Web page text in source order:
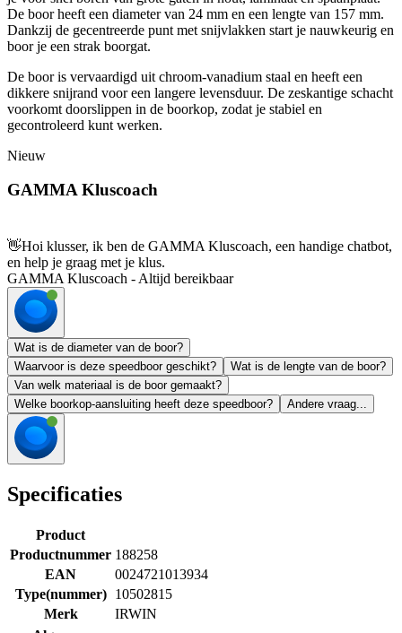
De boor heeft een diameter van 24 mm en een lengte van 157 mm.
Dankzij de gecentreerde punt met snijvlakken start je nauwkeurig en
boor je een strak boorgat.
De boor is vervaardigd uit chroom-vanadium staal en heeft een
dikkere snijrand voor een langere levensduur. De zeskantige schacht
voorkomt doorslippen in de boorkop, zodat je stabiel en
gecontroleerd kunt werken.
Nieuw
GAMMA Kluscoach
👋Hoi klusser, ik ben de GAMMA Kluscoach, een handige chatbot,
en help je graag met je klus.
GAMMA Kluscoach - Altijd bereikbaar
Wat is de diameter van de boor?
Waarvoor is deze speedboor geschikt?
Wat is de lengte van de boor?
Van welk materiaal is de boor gemaakt?
Welke boorkop-aansluiting heeft deze speedboor?
Andere vraag...
Specificaties
Product
Productnummer 188258
EAN
0024721013934
Type(nummer)
10502815
Merk
IRWIN